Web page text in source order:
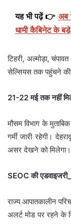
यह भी पढ़ें 👉 अब
धामी कैबिनेट के
टिहरी, अल्मोड़ा,
सेल्सियस तक पहुंचने की
21-22 मई तक नहीं
मौसम विभाग के
गर्मी जारी रहेगी।
असर देखने को मिलेगा।
SEOC की
राज्य आपातकालीन
अलर्ट मोड पर रहने के